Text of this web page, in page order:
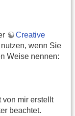
Creative
wenn Sie
Weise nennen:
von mir erstellt
beachtet.